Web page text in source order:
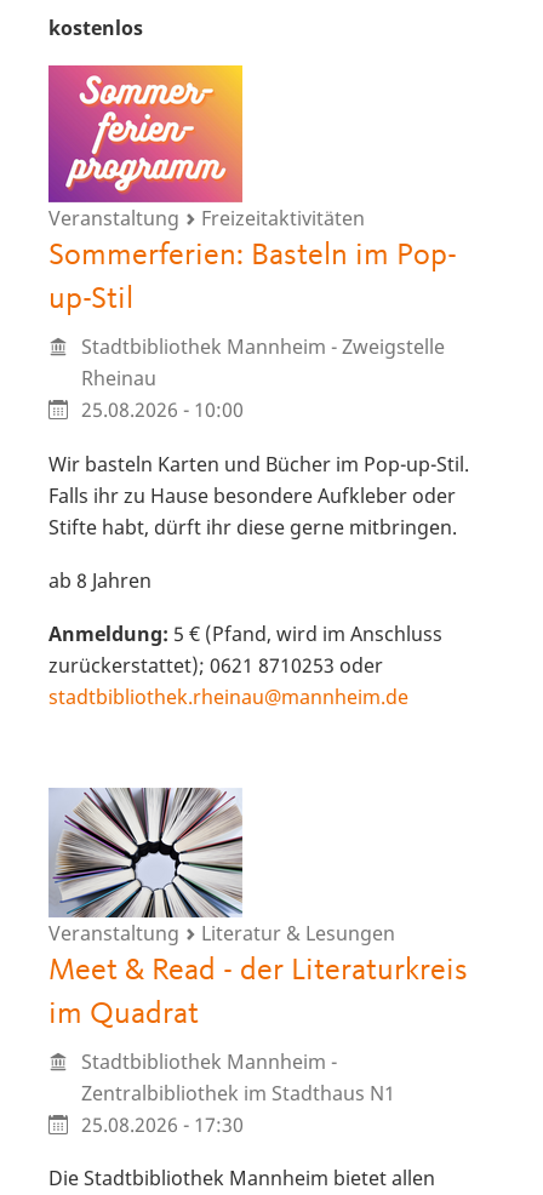
kostenlos
Veranstaltung Freizeitaktivitäten
Sommerferien: Basteln im Pop-
up-Stil
Stadtbibliothek Mannheim - Zweigstelle
Rheinau
25.08.2026 - 10:00
Wir basteln Karten und Bücher im Pop-up-Stil.
Falls ihr zu Hause besondere Aufkleber oder
Stifte habt, dürft ihr diese gerne mitbringen.
ab 8 Jahren
Anmeldung: 5 € (Pfand, wird im Anschluss
zurückerstattet); 0621 8710253 oder
stadtbibliothek.rheinau@mannheim.de
Veranstaltung Literatur & Lesungen
Meet & Read - der Literaturkreis
im Quadrat
Stadtbibliothek Mannheim -
Zentralbibliothek im Stadthaus N1
25.08.2026 - 17:30
Die Stadtbibliothek Mannheim bietet allen